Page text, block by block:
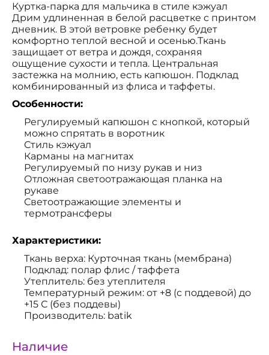
Куртка-парка для мальчика в стиле кэжуал
Дрим удлиненная в белой расцветке с принтом
дневник. В этой ветровке ребенку будет
комфортно теплой весной и осенью.Ткань
защищает от ветра и дождя, сохраняя
ощущение сухости и тепла. Центральная
застежка на молнию, есть капюшон. Подклад
комбинированный из флиса и таффеты.
Особенности:
Регулируемый капюшон с кнопкой, который
можно спрятать в воротник
Стиль кэжуал
Карманы на магнитах
Регулируемый по низу рукав и низ
Отложная светоотражающая планка на
рукаве
Светоотражающие элементы и
термотрансферы
Характеристики:
Ткань верха: Курточная ткань (мембрана)
Подклад: полар флис / таффета
Утеплитель: без утеплителя
Температурный режим: от +8 (с поддевой) до
+15 С (без поддевы)
Производитель: batik
Наличие